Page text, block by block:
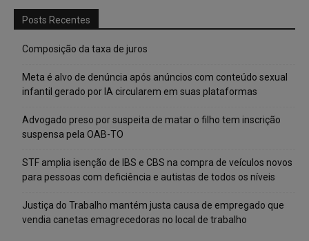
Posts Recentes
Composição da taxa de juros
Meta é alvo de denúncia após anúncios com conteúdo sexual
infantil gerado por IA circularem em suas plataformas
Advogado preso por suspeita de matar o filho tem inscrição
suspensa pela OAB-TO
STF amplia isenção de IBS e CBS na compra de veículos novos
para pessoas com deficiência e autistas de todos os níveis
Justiça do Trabalho mantém justa causa de empregado que
vendia canetas emagrecedoras no local de trabalho